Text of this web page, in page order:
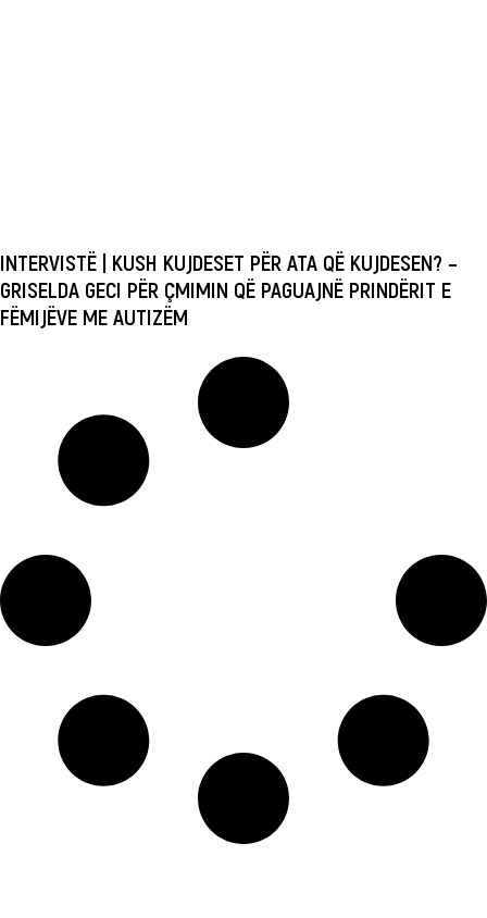
INTERVISTË | KUSH KUJDESET PËR ATA QË KUJDESEN? –
GRISELDA GECI PËR ÇMIMIN QË PAGUAJNË PRINDËRIT E
FËMIJËVE ME AUTIZËM